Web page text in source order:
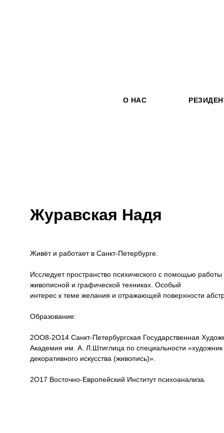
О НАС
Журавская Надя
Живёт и работает в Санкт-Петербурге.
Исследует пространство психического с помощью работы
живописной и графической техниках. Особый
интерес к теме желания и отражающей поверхности
Образование:
2ОО8-2О14 Санкт-Петербургская Государственная
Академия им. А. Л.Штиглица по специальности
декоративного искусства (живопись)».
2О17 Восточно-Европейский Институт психоанализа.